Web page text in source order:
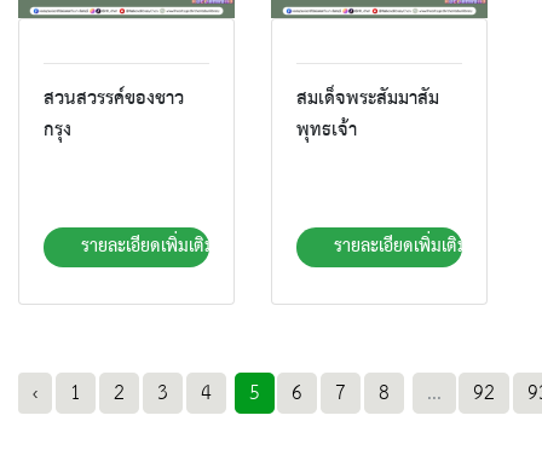
สวนสวรรค์ของชาว
กรุง
รายละเอียดเพิ่มเติม
สมเด็จพระสัมมาสัม
พุทธเจ้า
รายละเอียดเพิ่มเติม
‹ 1 2 3 4 5 6 7 8 ... 92